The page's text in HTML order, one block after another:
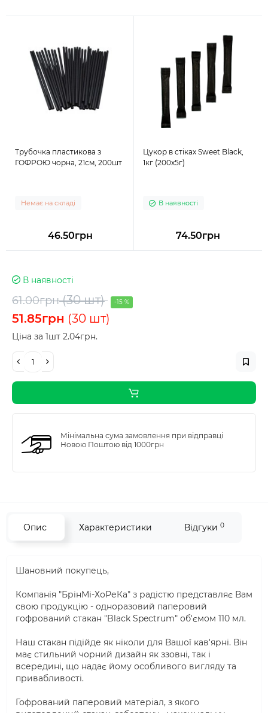
Трубочка пластикова з
ГОФРОЮ чорна, 21см, 200шт
Немає на складі
46.50грн
Цукор в стіках Sweet Black,
1кг (200х5г)
В наявності
74.50грн
В наявності
61.00грн(30 шт) -15 %
51.85грн (30 шт)
Ціна за 1шт 2.04грн.
Мінімальна сума замовлення при відправці
Новою Поштою від 1000грн
Опис Характеристики Відгуки 0
Шановний покупець,
Компанія "БрінМі-ХоРеКа" з радістю представляє Вам
свою продукцію - одноразовий паперовий
гофрований стакан "Black Spectrum" об'ємом 110 мл.
Наш стакан підійде як ніколи для Вашої кав'ярні. Він
має стильний чорний дизайн як ззовні, так і
всередині, що надає йому особливого вигляду та
привабливості.
Гофрований паперовий матеріал, з якого